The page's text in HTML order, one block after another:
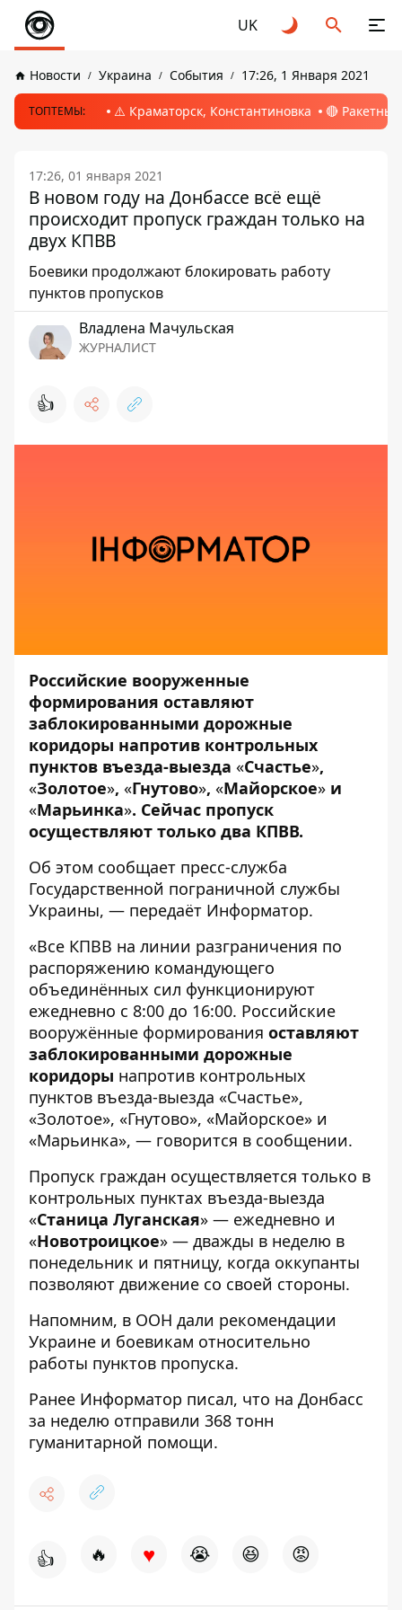
UK
Новости Украина События 17:26, 1 Января 2021
ТОПТЕМЫ: ⚠️ Краматорск, Константиновка 🔴
17:26, 01 января 2021
В новом году на Донбассе всё ещё
происходит пропуск граждан только на
двух КПВВ
Боевики продолжают блокировать работу
пунктов пропусков
Владлена Мачульская
ЖУРНАЛИСТ
👍
Российские вооруженные
формирования оставляют
заблокированными дорожные
коридоры напротив контрольных
пунктов въезда-выезда «Счастье»,
«Золотое», «Гнутово», «Майорское» и
«Марьинка». Сейчас пропуск
осуществляют только два КПВВ.
Об этом сообщает пресс-служба
Государственной пограничной службы
Украины, — передаёт Информатор.
«Все КПВВ на линии разграничения по
распоряжению командующего
объединённых сил функционируют
ежедневно с 8:00 до 16:00. Российские
вооружённые формирования оставляют
заблокированными дорожные
коридоры напротив контрольных
пунктов въезда-выезда «Счастье»,
«Золотое», «Гнутово», «Майорское» и
«Марьинка», — говорится в сообщении.
Пропуск граждан осуществляется только в
контрольных пунктах въезда-выезда
«Станица Луганская» — ежедневно и
«Новотроицкое» — дважды в неделю в
понедельник и пятницу, когда оккупанты
позволяют движение со своей стороны.
Напомним, в ООН дали рекомендации
Украине и боевикам относительно
работы пунктов пропуска.
Ранее Информатор писал, что на Донбасс
за неделю отправили 368 тонн
гуманитарной помощи.
👍 🔥 ♥ 😭 😆 😡